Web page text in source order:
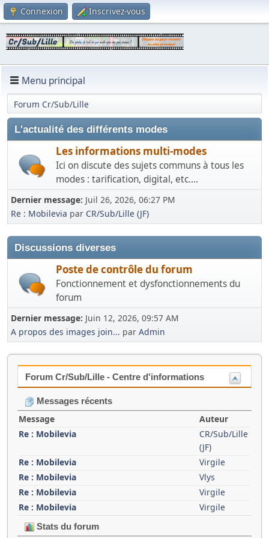
Connexion Inscrivez-vous
Menu principal
Forum Cr/Sub/Lille
L'actualité des différents modes
Les informations multi-modes
Ici on discute des sujets communs à tous les
modes : tarification, digital, etc....
Dernier message: Juil 26, 2026, 06:27 PM
Re : Mobilevia par CR/Sub/Lille (JF)
Discussions diverses
Poste de contrôle du forum
Fonctionnement et dysfonctionnements du
forum
Dernier message: Juin 12, 2026, 09:57 AM
A propos des images join... par Admin
Forum Cr/Sub/Lille - Centre d'informations
Messages récents
Message
Auteur
Re : Mobilevia
CR/Sub/Lille
(JF)
Re : Mobilevia
Virgile
Re : Mobilevia
Vlys
Re : Mobilevia
Virgile
Re : Mobilevia
Virgile
Stats du forum